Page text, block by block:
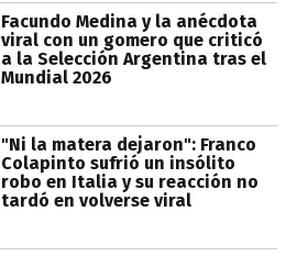
Facundo Medina y la anécdota
viral con un gomero que criticó
a la Selección Argentina tras el
Mundial 2026
"Ni la matera dejaron": Franco
Colapinto sufrió un insólito
robo en Italia y su reacción no
tardó en volverse viral